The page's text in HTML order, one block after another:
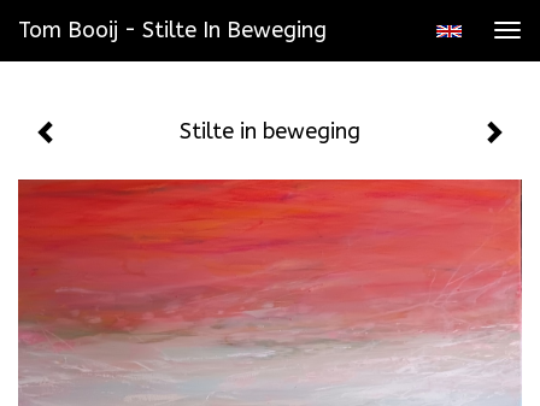
Tom Booij - Stilte In Beweging
Stilte in beweging